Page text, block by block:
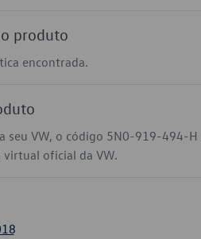
produto
encontrada.
seu VW, o código 5N0-919-494-H
virtual oficial da VW.